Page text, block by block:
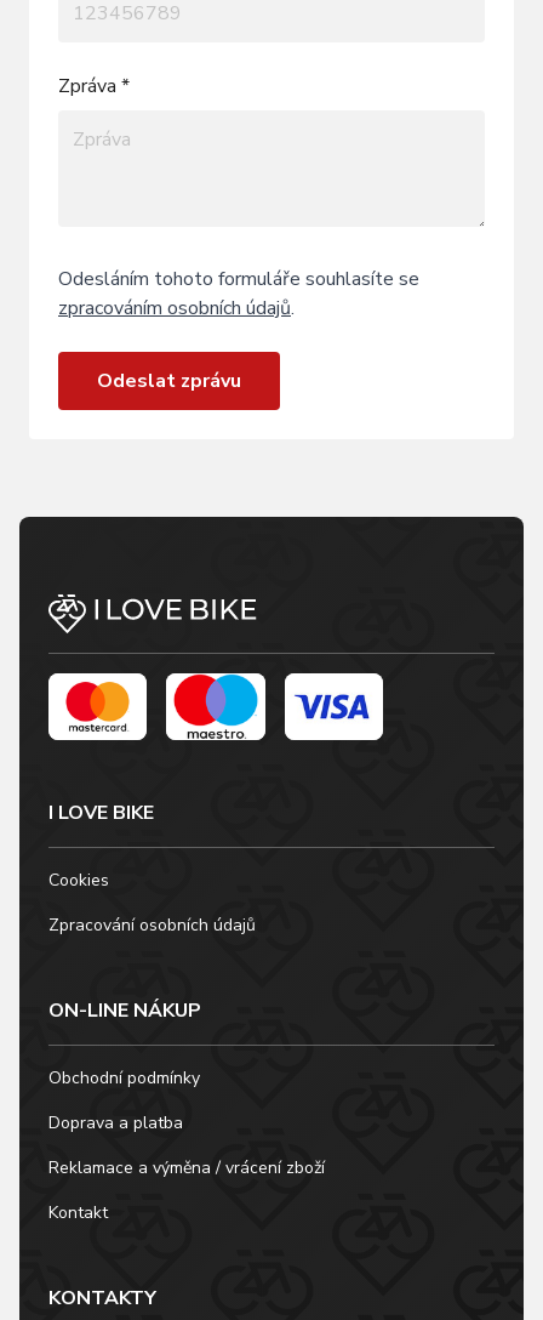
Zpráva *
Odesláním tohoto formuláře souhlasíte se
zpracováním osobních údajů.
Odeslat zprávu
I LOVE BIKE
Cookies
Zpracování osobních údajů
ON-LINE NÁKUP
Obchodní podmínky
Doprava a platba
Reklamace a výměna / vrácení zboží
Kontakt
KONTAKTY